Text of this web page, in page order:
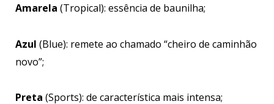
Amarela (Tropical): essência de baunilha;
Azul (Blue): remete ao chamado “cheiro de caminhão
novo”;
Preta (Sports): de característica mais intensa;